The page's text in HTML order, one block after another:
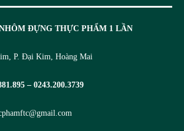
ĐỰNG THỰC PHẨM 1 LẦN
P. Đại Kim, Hoàng Mai
– 0243.200.3739